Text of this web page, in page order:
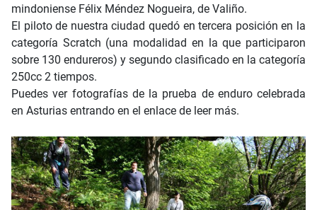
mindoniense Félix Méndez Nogueira, de Valiño.
El piloto de nuestra ciudad quedó en tercera posición en la
categoría Scratch (una modalidad en la que participaron
sobre 130 endureros) y segundo clasificado en la categoría
250cc 2 tiempos.
Puedes ver fotografías de la prueba de enduro celebrada
en Asturias entrando en el enlace de leer más.